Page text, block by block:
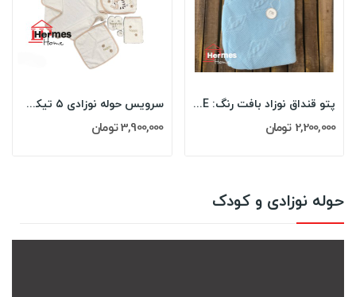
حوله نوزادی و کودک
پتو قنداق نوزاد بافت رنگ: BLUE
2,200,000 تومان
سرویس حوله نوزادی ۵ تیکه مادرکر MOTHERCARE مدل:...
3,900,000 تومان